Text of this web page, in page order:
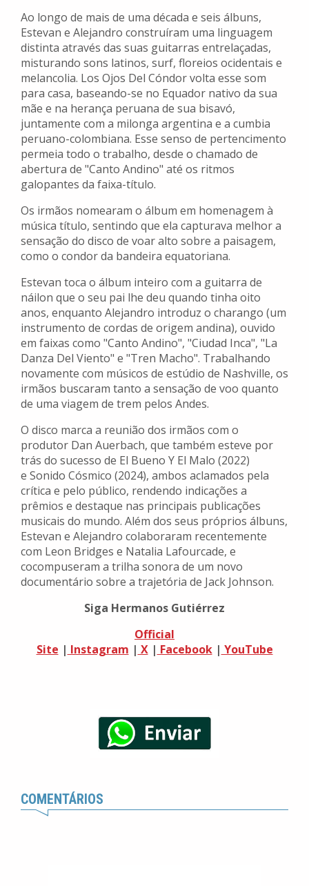
Ao longo de mais de uma década e seis álbuns,
Estevan e Alejandro construíram uma linguagem
distinta através das suas guitarras entrelaçadas,
misturando sons latinos, surf, floreios ocidentais e
melancolia. Los Ojos Del Cóndor volta esse som
para casa, baseando-se no Equador nativo da sua
mãe e na herança peruana de sua bisavó,
juntamente com a milonga argentina e a cumbia
peruano-colombiana. Esse senso de pertencimento
permeia todo o trabalho, desde o chamado de
abertura de "Canto Andino" até os ritmos
galopantes da faixa-título.
Os irmãos nomearam o álbum em homenagem à
música título, sentindo que ela capturava melhor a
sensação do disco de voar alto sobre a paisagem,
como o condor da bandeira equatoriana.
Estevan toca o álbum inteiro com a guitarra de
náilon que o seu pai lhe deu quando tinha oito
anos, enquanto Alejandro introduz o charango (um
instrumento de cordas de origem andina), ouvido
em faixas como "Canto Andino", "Ciudad Inca", "La
Danza Del Viento" e "Tren Macho". Trabalhando
novamente com músicos de estúdio de Nashville, os
irmãos buscaram tanto a sensação de voo quanto
de uma viagem de trem pelos Andes.
O disco marca a reunião dos irmãos com o
produtor Dan Auerbach, que também esteve por
trás do sucesso de El Bueno Y El Malo (2022)
e Sonido Cósmico (2024), ambos aclamados pela
crítica e pelo público, rendendo indicações a
prêmios e destaque nas principais publicações
musicais do mundo. Além dos seus próprios álbuns,
Estevan e Alejandro colaboraram recentemente
com Leon Bridges e Natalia Lafourcade, e
cocompuseram a trilha sonora de um novo
documentário sobre a trajetória de Jack Johnson.
Siga Hermanos Gutiérrez
Official
Site | Instagram | X| Facebook| YouTube
COMENTÁRIOS